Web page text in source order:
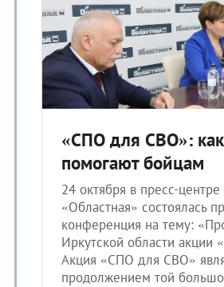
«СПО для СВО»:
помогают бойцам
24 октября в пресс-центре
«Областная» состоялась
конференция на тему:
Иркутской области
Акция «СПО для СВО»
продолжением той